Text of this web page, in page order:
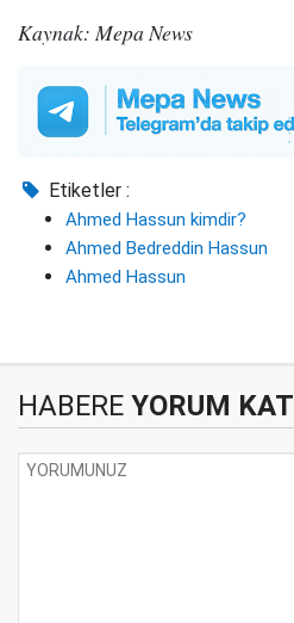
Kaynak: Mepa News
Etiketler :
Ahmed Hassun kimdir?
Ahmed Bedreddin Hassun
Ahmed Hassun
HABERE YORUM KAT